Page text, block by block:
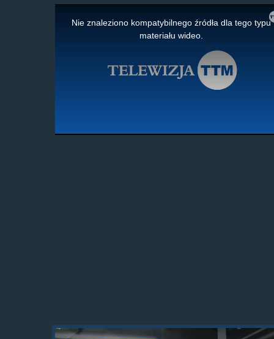
Nie znaleziono kompatybilnego źródła dla tego typu
materiału wideo.